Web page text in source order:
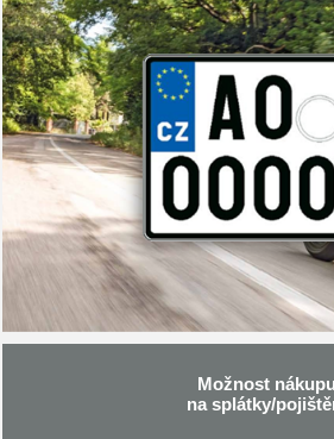
Možnost nákupu
na splátky/